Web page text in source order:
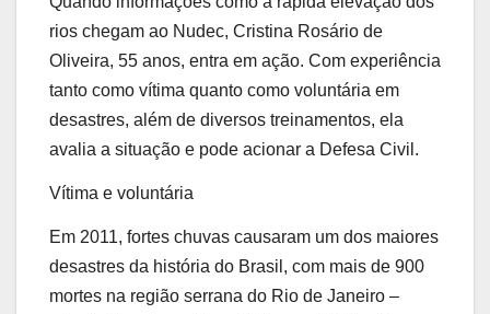
rios chegam ao Nudec, Cristina Rosário de
Oliveira, 55 anos, entra em ação. Com experiência
tanto como vítima quanto como voluntária em
desastres, além de diversos treinamentos, ela
avalia a situação e pode acionar a Defesa Civil.
Vítima e voluntária
Em 2011, fortes chuvas causaram um dos maiores
desastres da história do Brasil, com mais de 900
mortes na região serrana do Rio de Janeiro –